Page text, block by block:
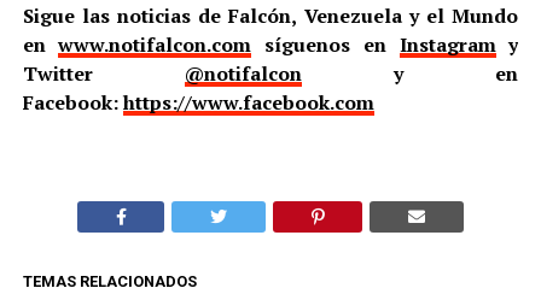
Sigue las noticias de Falcón, Venezuela y el Mundo
enwww.notifalcon.com síguenos en Instagramy
Twitter @notifalcony en
Facebook:https://www.facebook.com
TEMAS RELACIONADOS